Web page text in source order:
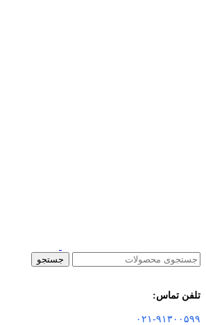
جستجو
تلفن تماس:
۰۲۱-۹۱۳۰۰۵۹۹